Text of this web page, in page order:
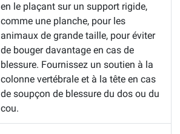
en le plaçant sur un support rigide,
comme une planche, pour les
animaux de grande taille, pour éviter
de bouger davantage en cas de
blessure. Fournissez un soutien à la
colonne vertébrale et à la tête en cas
de soupçon de blessure du dos ou du
cou.